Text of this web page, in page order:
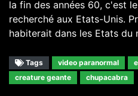
la fin des années 60, c'est
recherché aux Etats-Unis.
habiterait dans les Etats du
Tags video paranormal
creature geante
chupacabra